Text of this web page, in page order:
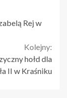
Rej w
Kolejny:
hołd dla
II w Kraśniku